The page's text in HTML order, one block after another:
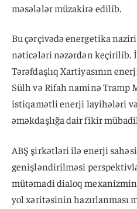
məsələlər müzakirə edilib.
Bu çərçivədə energetika
nəticələri nəzərdən keçirilib.
Tərəfdaşlıq Xartiyasının
Sülh və Rifah naminə Tramp
istiqamətli enerji layihələri
əməkdaşlığa dair fikir
ABŞ şirkətləri ilə enerji
genişləndirilməsi
mütəmadi dialoq
yol xəritəsinin hazırlanması